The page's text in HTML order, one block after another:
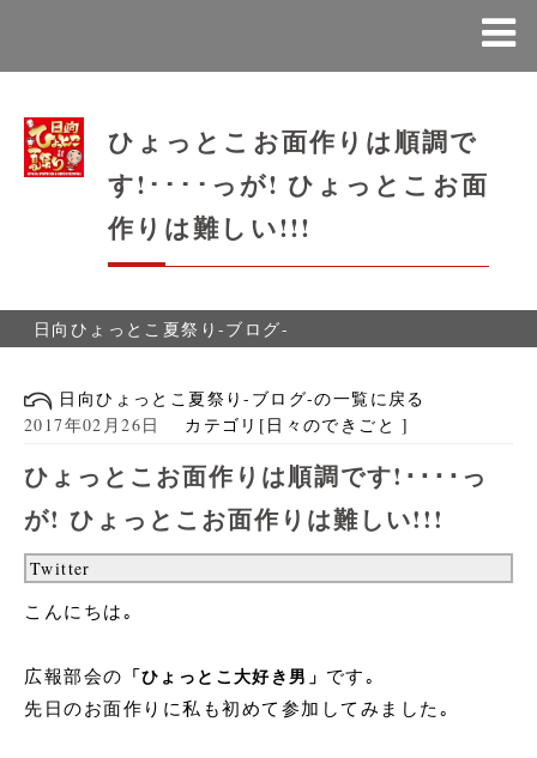
ひょっとこお面作りは順調で
す!････っが! ひょっとこお面
作りは難しい!!!
日向ひょっとこ夏祭り-ブログ-
日向ひょっとこ夏祭り-ブログ-の一覧に戻る
2017年02月26日
カテゴリ[日々のできごと ]
ひょっとこお面作りは順調です!････っ
が! ひょっとこお面作りは難しい!!!
Twitter
こんにちは｡
広報部会の 「ひょっとこ大好き男」 です｡
先日のお面作りに私も初めて参加してみました｡